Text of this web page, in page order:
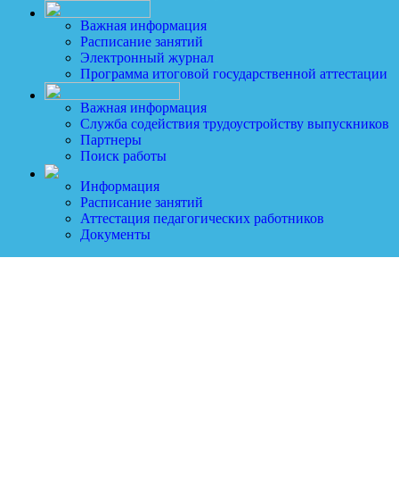
Важная информация
Расписание занятий
Электронный журнал
Программа итоговой государственной аттестации
Важная информация
Служба содействия трудоустройству выпускников
Партнеры
Поиск работы
Информация
Расписание занятий
Аттестация педагогических работников
Документы